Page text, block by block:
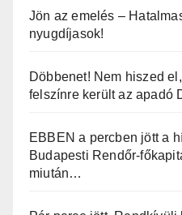
Jön az emelés –
nyugdíjasok!
Döbbenet! Nem hiszed
felszínre került az apadó
EBBEN a percben jött a
Budapesti Rendőr-
miután…